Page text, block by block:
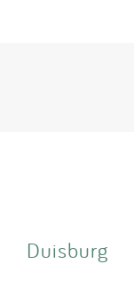
Duisburg